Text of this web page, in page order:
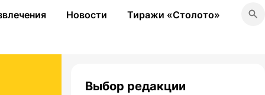
Новости Тиражи «Столото»
Выбор редакции